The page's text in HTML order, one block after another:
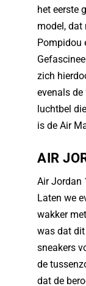
het eerste
model, dat
Pompidou
zich
evenals
luchtbel
is de Air
AIR
Air Jordan
Laten we
wakker
was dat dit
sneakers
de
dat de